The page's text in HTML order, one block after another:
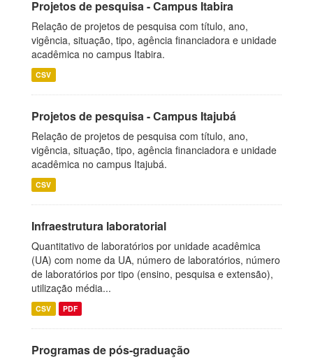
Projetos de pesquisa - Campus Itabira
Relação de projetos de pesquisa com título, ano,
vigência, situação, tipo, agência financiadora e unidade
acadêmica no campus Itabira.
CSV
Projetos de pesquisa - Campus Itajubá
Relação de projetos de pesquisa com título, ano,
vigência, situação, tipo, agência financiadora e unidade
acadêmica no campus Itajubá.
CSV
Infraestrutura laboratorial
Quantitativo de laboratórios por unidade acadêmica
(UA) com nome da UA, número de laboratórios, número
de laboratórios por tipo (ensino, pesquisa e extensão),
utilização média...
CSV PDF
Programas de pós-graduação